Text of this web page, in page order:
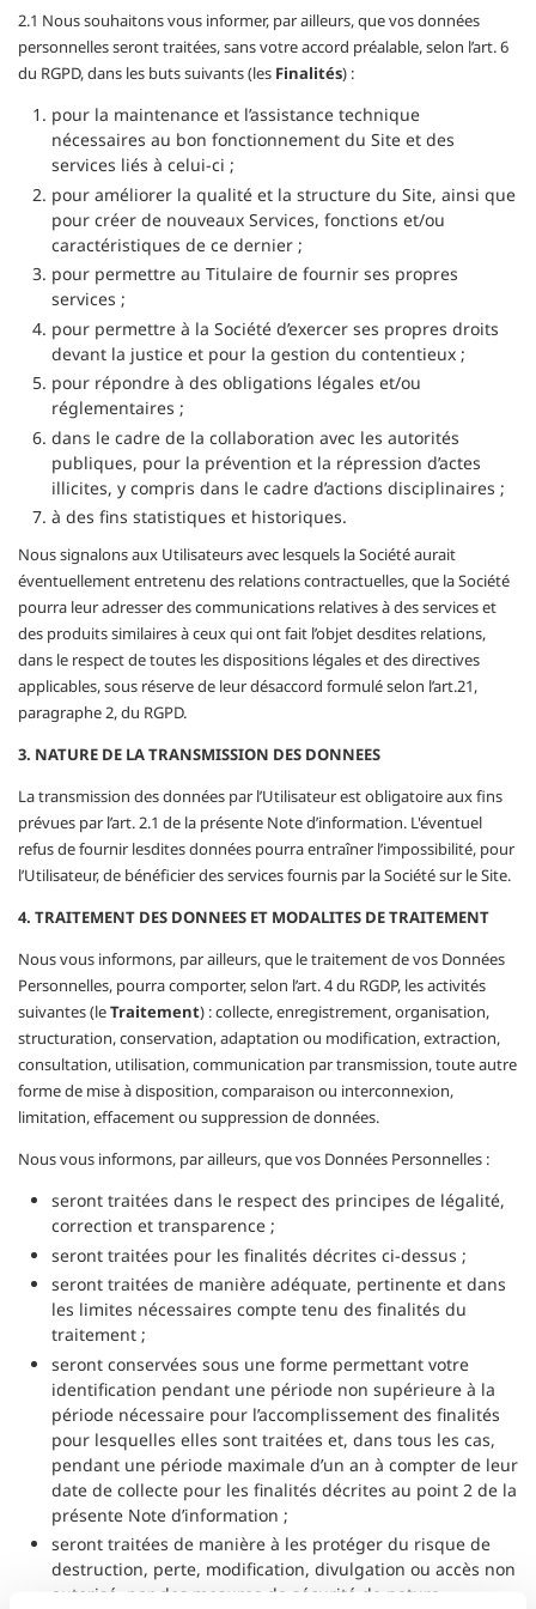
2.1 Nous souhaitons vous informer, par ailleurs, que vos données
personnelles seront traitées, sans votre accord préalable, selon l’art. 6
du RGPD, dans les buts suivants (les Finalités) :
pour la maintenance et l’assistance technique
nécessaires au bon fonctionnement du Site et des
services liés à celui-ci ;
pour améliorer la qualité et la structure du Site, ainsi que
pour créer de nouveaux Services, fonctions et/ou
caractéristiques de ce dernier ;
pour permettre au Titulaire de fournir ses propres
services ;
pour permettre à la Société d’exercer ses propres droits
devant la justice et pour la gestion du contentieux ;
pour répondre à des obligations légales et/ou
réglementaires ;
dans le cadre de la collaboration avec les autorités
publiques, pour la prévention et la répression d’actes
illicites, y compris dans le cadre d’actions disciplinaires ;
à des fins statistiques et historiques.
Nous signalons aux Utilisateurs avec lesquels la Société aurait
éventuellement entretenu des relations contractuelles, que la Société
pourra leur adresser des communications relatives à des services et
des produits similaires à ceux qui ont fait l’objet desdites relations,
dans le respect de toutes les dispositions légales et des directives
applicables, sous réserve de leur désaccord formulé selon l’art.21,
paragraphe 2, du RGPD.
3. NATURE DE LA TRANSMISSION DES DONNEES
La transmission des données par l’Utilisateur est obligatoire aux fins
prévues par l’art. 2.1 de la présente Note d’information. L'éventuel
refus de fournir lesdites données pourra entraîner l’impossibilité, pour
l’Utilisateur, de bénéficier des services fournis par la Société sur le Site.
4. TRAITEMENT DES DONNEES ET MODALITES DE TRAITEMENT
Nous vous informons, par ailleurs, que le traitement de vos Données
Personnelles, pourra comporter, selon l’art. 4 du RGDP, les activités
suivantes (leTraitement) : collecte, enregistrement, organisation,
structuration, conservation, adaptation ou modification, extraction,
consultation, utilisation, communication par transmission, toute autre
forme de mise à disposition, comparaison ou interconnexion,
limitation, effacement ou suppression de données.
Nous vous informons, par ailleurs, que vos Données Personnelles :
seront traitées dans le respect des principes de légalité,
correction et transparence ;
seront traitées pour les finalités décrites ci-dessus ;
seront traitées de manière adéquate, pertinente et dans
les limites nécessaires compte tenu des finalités du
traitement ;
seront conservées sous une forme permettant votre
identification pendant une période non supérieure à la
période nécessaire pour l’accomplissement des finalités
pour lesquelles elles sont traitées et, dans tous les cas,
pendant une période maximale d’un an à compter de leur
date de collecte pour les finalités décrites au point 2 de la
présente Note d’information ;
seront traitées de manière à les protéger du risque de
destruction, perte, modification, divulgation ou accès non
autorisé, par des mesures de sécurité de nature